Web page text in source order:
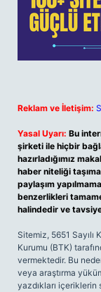
Reklam ve İletişim:
Yasal Uyarı: Bu
şirketi ile hiçbir
hazırladığımız
haber niteliği
paylaşım
benzerlikleri
halindedir ve
Sitemiz, 5651
Kurumu (BTK)
vermektedir. Bu
veya araştırma
yazdıkları